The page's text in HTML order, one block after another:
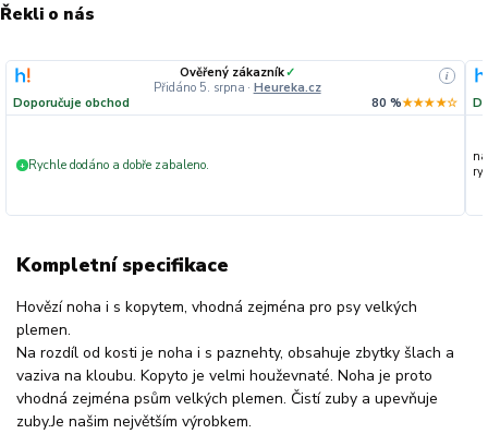
Řekli o nás
Ověřený zákazník✓
Přidáno 5. srpna · Heureka.cz
i
Doporučuje obchod 80 %★★★★☆
+ Rychle dodáno a dobře zabaleno.
Kompletní specifikace
Hovězí noha i s kopytem, vhodná zejména pro psy velkých
plemen.
Na rozdíl od kosti je noha i s paznehty, obsahuje zbytky šlach a
vaziva na kloubu. Kopyto je velmi houževnaté. Noha je proto
vhodná zejména psům velkých plemen. Čistí zuby a upevňuje
zuby.Je našim největším výrobkem.